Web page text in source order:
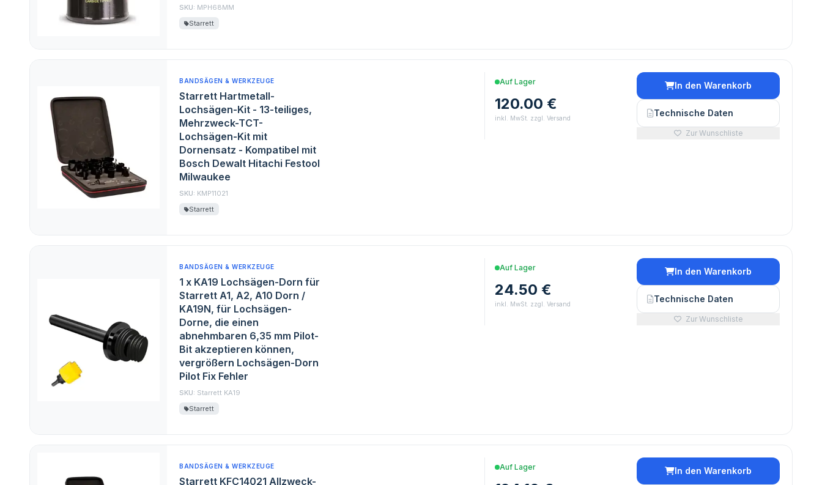
SKU: MPH68MM
Starrett
BANDSÄGEN & WERKZEUGE
Starrett Hartmetall-
Lochsägen-Kit - 13-teiliges,
Mehrzweck-TCT-
Lochsägen-Kit mit
Dornensatz - Kompatibel mit
Bosch Dewalt Hitachi Festool
Milwaukee
SKU: KMP11021
Starrett
Auf Lager
120.00 €
inkl. MwSt. zzgl. Versand
In den Warenkorb
Technische Daten
Zur Wunschliste
BANDSÄGEN & WERKZEUGE
1 x KA19 Lochsägen-Dorn für
Starrett A1, A2, A10 Dorn /
KA19N, für Lochsägen-
Dorne, die einen
abnehmbaren 6,35 mm Pilot-
Bit akzeptieren können,
vergrößern Lochsägen-Dorn
Pilot Fix Fehler
SKU: Starrett KA19
Starrett
Auf Lager
24.50 €
inkl. MwSt. zzgl. Versand
In den Warenkorb
Technische Daten
Zur Wunschliste
BANDSÄGEN & WERKZEUGE
Starrett KFC14021 Allzweck-
Auf Lager In den Warenkorb